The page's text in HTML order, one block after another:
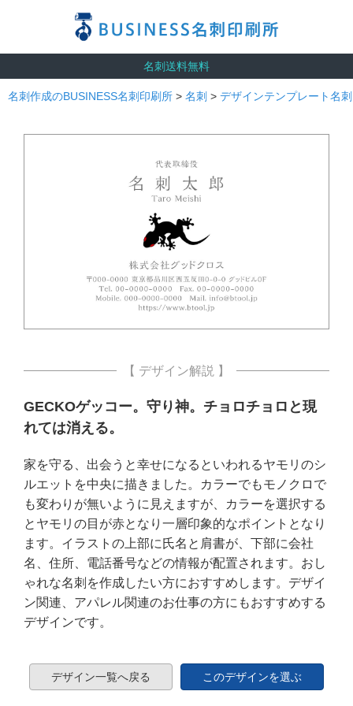
名刺送料無料
名刺作成のBUSINESS名刺印刷所 > 名刺 > デザインテンプレート名刺
【 デザイン解説 】
GECKOゲッコー。守り神。チョロチョロと現
れては消える。
家を守る、出会うと幸せになるといわれるヤモリのシ
ルエットを中央に描きました。カラーでもモノクロで
も変わりが無いように見えますが、カラーを選択する
とヤモリの目が赤となり一層印象的なポイントとなり
ます。イラストの上部に氏名と肩書が、下部に会社
名、住所、電話番号などの情報が配置されます。おし
ゃれな名刺を作成したい方におすすめします。デザイ
ン関連、アパレル関連のお仕事の方にもおすすめする
デザインです。
デザイン一覧へ戻る このデザインを選ぶ